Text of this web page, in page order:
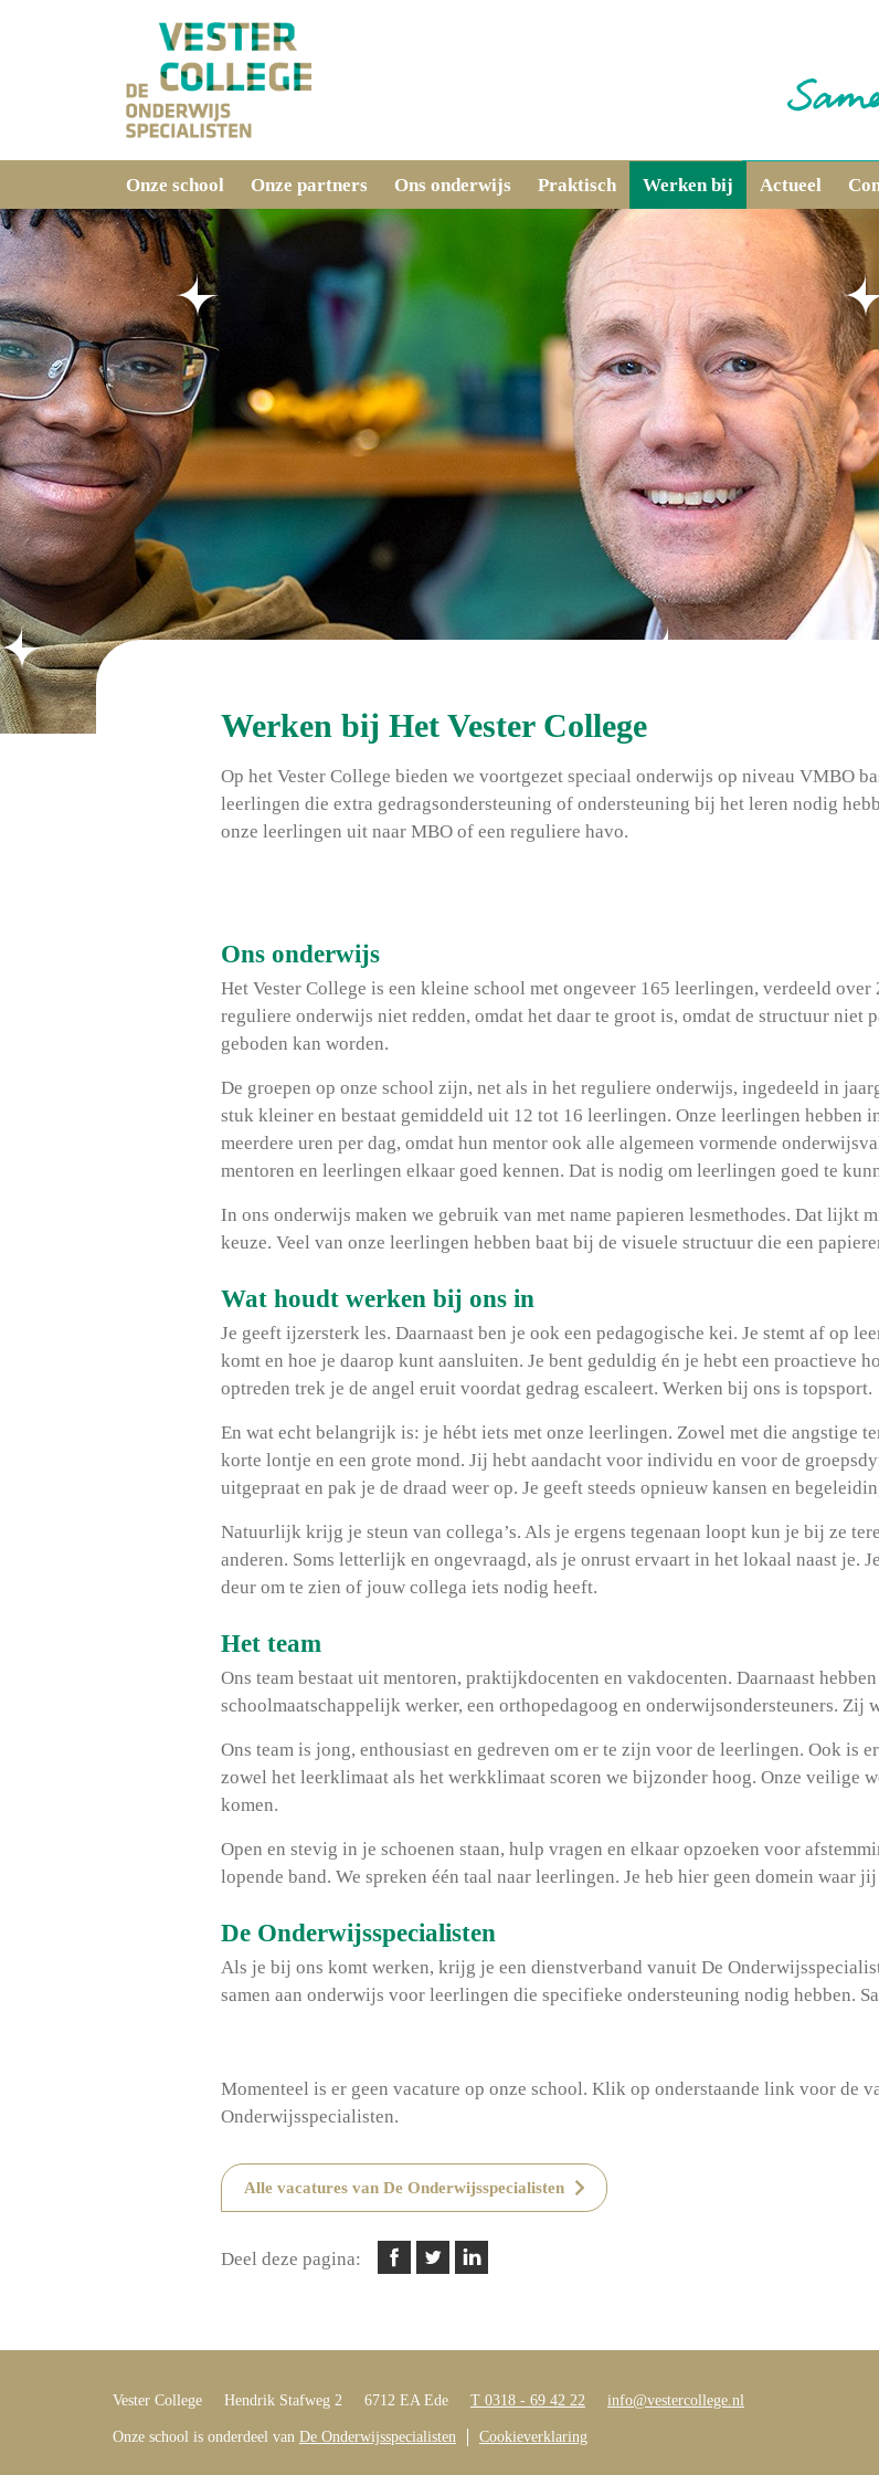
Onze school Onze partners Ons onderwijs Praktisch Werken bij Actueel
Werken bij Het Vester College
Op het Vester College bieden we voortgezet speciaal onderwijs op niveau VMBO
leerlingen die extra gedragsondersteuning of ondersteuning bij het leren nodig
onze leerlingen uit naar MBO of een reguliere havo.
Ons onderwijs
Het Vester College is een kleine school met ongeveer 165 leerlingen, verdeeld
reguliere onderwijs niet redden, omdat het daar te groot is, omdat de structuur niet
geboden kan worden.
De groepen op onze school zijn, net als in het reguliere onderwijs, ingedeeld in
stuk kleiner en bestaat gemiddeld uit 12 tot 16 leerlingen. Onze leerlingen hebben
meerdere uren per dag, omdat hun mentor ook alle algemeen vormende
mentoren en leerlingen elkaar goed kennen. Dat is nodig om leerlingen goed te
In ons onderwijs maken we gebruik van met name papieren lesmethodes. Dat lijkt
keuze. Veel van onze leerlingen hebben baat bij de visuele structuur die een
Wat houdt werken bij ons in
Je geeft ijzersterk les. Daarnaast ben je ook een pedagogische kei. Je stemt af op
komt en hoe je daarop kunt aansluiten. Je bent geduldig én je hebt een proactieve
optreden trek je de angel eruit voordat gedrag escaleert. Werken bij ons is topsport.
En wat echt belangrijk is: je hébt iets met onze leerlingen. Zowel met die angstige
korte lontje en een grote mond. Jij hebt aandacht voor individu en voor de
uitgepraat en pak je de draad weer op. Je geeft steeds opnieuw kansen en
Natuurlijk krijg je steun van collega’s. Als je ergens tegenaan loopt kun je bij ze
anderen. Soms letterlijk en ongevraagd, als je onrust ervaart in het lokaal naast je.
deur om te zien of jouw collega iets nodig heeft.
Het team
Ons team bestaat uit mentoren, praktijkdocenten en vakdocenten. Daarnaast
schoolmaatschappelijk werker, een orthopedagoog en onderwijsondersteuners. Zij
Ons team is jong, enthousiast en gedreven om er te zijn voor de leerlingen. Ook is
zowel het leerklimaat als het werkklimaat scoren we bijzonder hoog. Onze veilige
komen.
Open en stevig in je schoenen staan, hulp vragen en elkaar opzoeken voor
lopende band. We spreken één taal naar leerlingen. Je heb hier geen domein waar
De Onderwijsspecialisten
Als je bij ons komt werken, krijg je een dienstverband vanuit De
samen aan onderwijs voor leerlingen die specifieke ondersteuning nodig hebben.
Momenteel is er geen vacature op onze school. Klik op onderstaande link voor de
Onderwijsspecialisten.
Alle vacatures van De Onderwijsspecialisten
Deel deze pagina:
Vester College Hendrik Stafweg 2 6712 EA Ede T 0318 - 69 42 22 info@vestercollege.nl
Onze school is onderdeel van De Onderwijsspecialisten Cookieverklaring